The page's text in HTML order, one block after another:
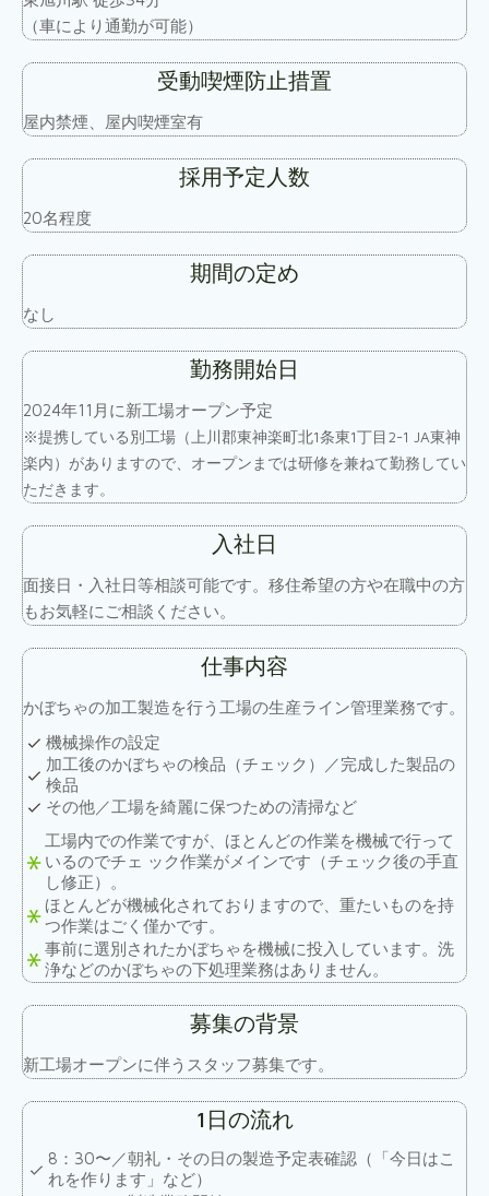
（車により通勤が可能）
受動喫煙防止措置
屋内禁煙、屋内喫煙室有
採用予定人数
20名程度
期間の定め
なし
勤務開始日
2024年11月に新工場オープン予定
※提携している別工場（上川郡東神楽町北1条東1丁目2-1 JA東神
楽内）がありますので、オープンまでは研修を兼ねて勤務してい
ただきます。
入社日
面接日・入社日等相談可能です。移住希望の方や在職中の方
もお気軽にご相談ください。
仕事内容
かぼちゃの加工製造を行う工場の生産ライン管理業務です。
機械操作の設定
加工後のかぼちゃの検品（チェック）／完成した製品の
検品
その他／工場を綺麗に保つための清掃など
工場内での作業ですが、ほとんどの作業を機械で行って
いるのでチェ ック作業がメインです（チェック後の手直
し修正）。
ほとんどが機械化されておりますので、重たいものを持
つ作業はごく僅かです。
事前に選別されたかぼちゃを機械に投入しています。洗
浄などのかぼちゃの下処理業務はありません。
募集の背景
新工場オープンに伴うスタッフ募集です。
1日の流れ
8：30〜／朝礼・その日の製造予定表確認（「今日はこ
れを作ります」など）